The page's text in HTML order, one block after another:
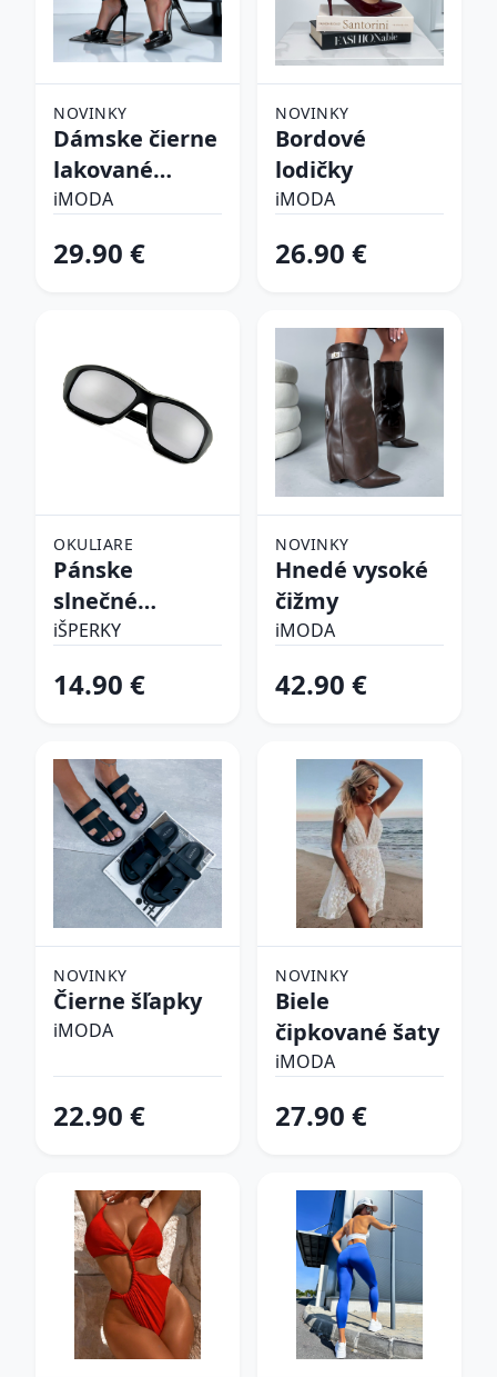
NOVINKY
Dámske čierne
lakované
sandálky
iMODA
29.90 €
NOVINKY
Bordové
lodičky
iMODA
26.90 €
OKULIARE
Pánske
slnečné
okuliare
iŠPERKY
14.90 €
NOVINKY
Hnedé vysoké
čižmy
iMODA
42.90 €
NOVINKY
Čierne šľapky
iMODA
22.90 €
NOVINKY
Biele
čipkované šaty
iMODA
27.90 €